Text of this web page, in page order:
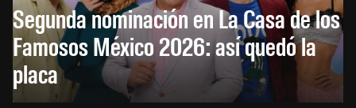
Segunda nominación en La Casa de los
Famosos México 2026: así quedó la
placa